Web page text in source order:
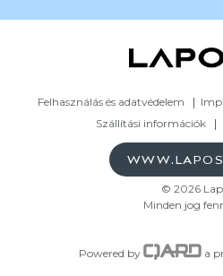
Felhasználás és adatvédelem
Szállítási információk
© 2026
Minden jog
Powered by a